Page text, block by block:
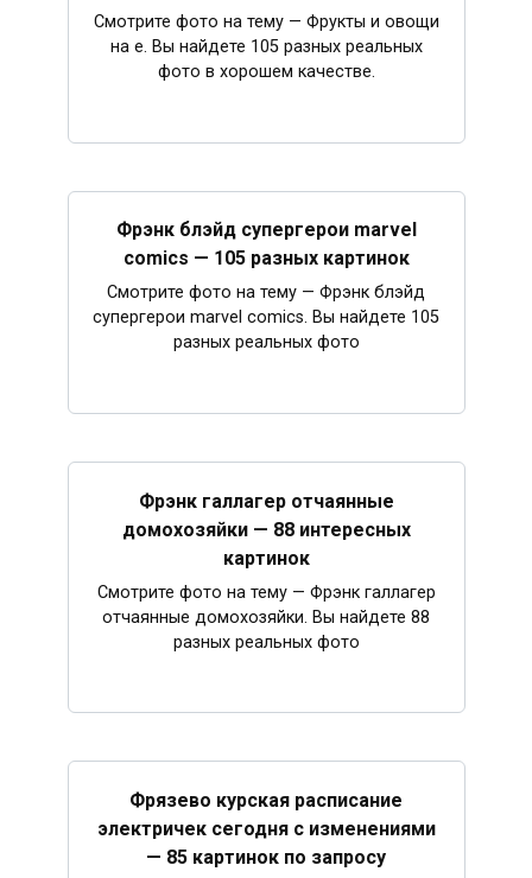
Смотрите фото на тему — Фрукты и овощи
на е. Вы найдете 105 разных реальных
фото в хорошем качестве.
Фрэнк блэйд супергерои marvel
comics — 105 разных картинок
Смотрите фото на тему — Фрэнк блэйд
супергерои marvel comics. Вы найдете 105
разных реальных фото
Фрэнк галлагер отчаянные
домохозяйки — 88 интересных
картинок
Смотрите фото на тему — Фрэнк галлагер
отчаянные домохозяйки. Вы найдете 88
разных реальных фото
Фрязево курская расписание
электричек сегодня с изменениями
— 85 картинок по запросу